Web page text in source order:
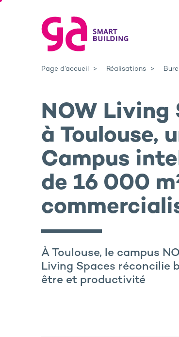
Page d’accueil Réalisations
NOW Living
à Toulouse,
Campus
de 16 000
À Toulouse, le campus
Living Spaces réconcilie
être et productivité